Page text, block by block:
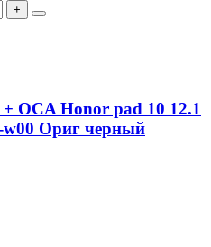
+
OCA Honor pad 10 12.1
w00 Ориг черный